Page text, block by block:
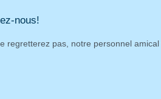
nous!
regretterez pas, notre personnel